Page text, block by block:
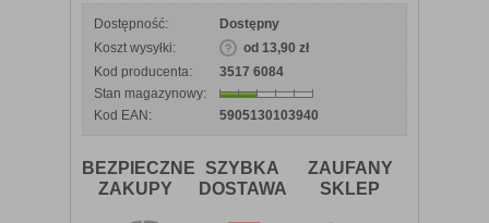
Dostępność:
Dostępny
Koszt wysyłki:
od 13,90 zł
Kod producenta:
3517 6084
Stan magazynowy:
Kod EAN:
5905130103940
BEZPIECZNE
ZAKUPY
SZYBKA
DOSTAWA
ZAUFANY
SKLEP